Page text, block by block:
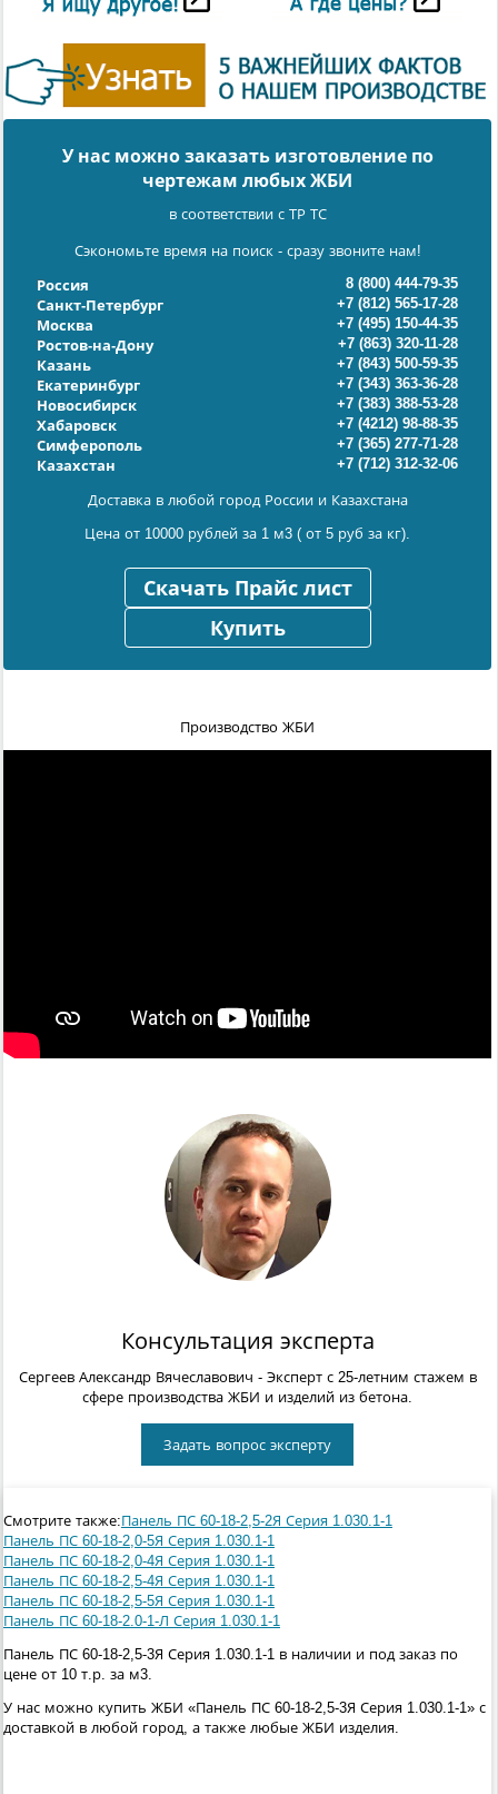
У нас можно заказать изготовление по
чертежам любых ЖБИ
в соответствии с ТР ТС
Сэкономьте время на поиск - сразу звоните нам!
Россия
8 (800) 444-79-35
Санкт-Петербург
+7 (812) 565-17-28
Москва
+7 (495) 150-44-35
Ростов-на-Дону
+7 (863) 320-11-28
Казань
+7 (843) 500-59-35
Екатеринбург
+7 (343) 363-36-28
Новосибирск
+7 (383) 388-53-28
Хабаровск
+7 (4212) 98-88-35
Симферополь
+7 (365) 277-71-28
Казахстан
+7 (712) 312-32-06
Доставка в любой город России и Казахстана
Цена от 10000 рублей за 1 м3 ( от 5 руб за кг).
Скачать Прайс лист
Купить
Производство ЖБИ
Консультация эксперта
Сергеев Александр Вячеславович - Эксперт с 25-летним стажем в
сфере производства ЖБИ и изделий из бетона.
Задать вопрос эксперту
Смотрите также:Панель ПС 60-18-2,5-2Я Серия 1.030.1-1
Панель ПС 60-18-2,0-5Я Серия 1.030.1-1
Панель ПС 60-18-2,0-4Я Серия 1.030.1-1
Панель ПС 60-18-2,5-4Я Серия 1.030.1-1
Панель ПС 60-18-2,5-5Я Серия 1.030.1-1
Панель ПС 60-18-2.0-1-Л Серия 1.030.1-1
Панель ПС 60-18-2,5-3Я Серия 1.030.1-1 в наличии и под заказ по
цене от 10 т.р. за м3.
У нас можно купить ЖБИ «Панель ПС 60-18-2,5-3Я Серия 1.030.1-1» с
доставкой в любой город, а также любые ЖБИ изделия.